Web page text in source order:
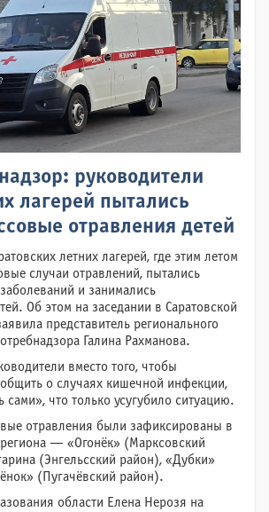
руководители
лагерей пытались
отравления детей
летних лагерей, где этим летом
случаи отравлений, пытались
и занимались
Об этом на заседании в Саратовской
представитель регионального
Галина Рахманова.
вместо того, чтобы
о случаях кишечной инфекции,
сами», что только усугубило ситуацию.
отравления были зафиксированы в
региона — «Огонёк» (Марксовский
(Энгельсский район), «Дубки»
(Пугачёвский район).
области Елена Нерозя на